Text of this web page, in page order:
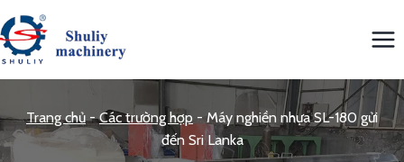
Skip
to
content
Trang chủ-Các trường hợp - Máy nghiền nhựa SL-180 gửi
đến Sri Lanka